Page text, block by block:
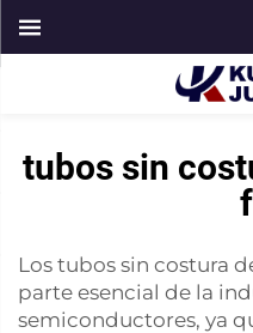
tubos sin
Los tubos sin costura
parte esencial de la
semiconductores, ya